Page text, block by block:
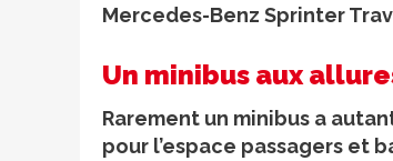
Mercedes-Benz Sprinter
Un minibus aux
Rarement un minibus a
pour l’espace passagers et